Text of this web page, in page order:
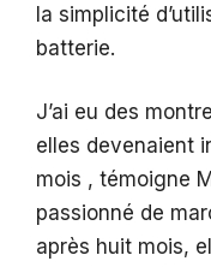
la simplicité
batterie.
J’ai eu des
elles devenaient
mois , témoigne
passionné de
après huit mois,